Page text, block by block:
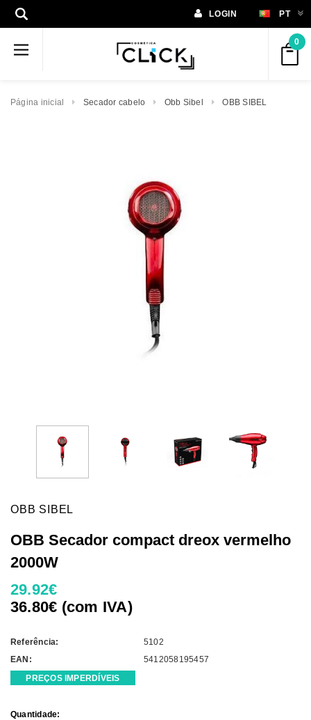
LOGIN PT
0
Página inicial Secador cabelo Obb Sibel OBB SIBEL
OBB SIBEL
OBB Secador compact dreox vermelho
2000W
29.92€
36.80€ (com IVA)
Referência:
5102
EAN:
5412058195457
PREÇOS IMPERDÍVEIS
Current
Quantidade: